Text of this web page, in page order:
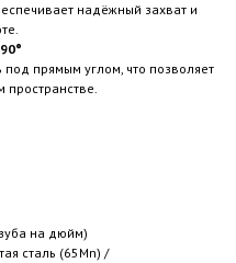
надёжный захват и
прямым углом, что позволяет
пространстве.
на дюйм)
сталь (65Mn) /